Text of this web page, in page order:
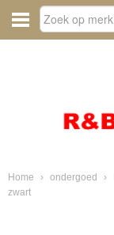
Home › ondergoed ›
zwart